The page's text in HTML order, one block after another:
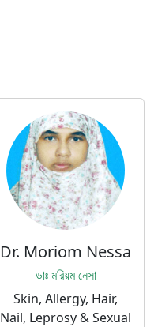
Dr. Moriom Nessa
ডাঃ মরিয়ম নেসা
Skin, Allergy, Hair,
Nail, Leprosy & Sexual